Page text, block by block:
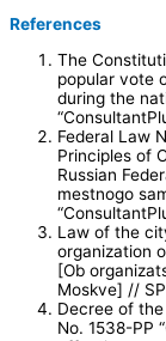
References
The
popular vote
during the
Federal Law
Principles of
Russian
mestnogo
Law of the
organization
[Ob
Moskve] //
Decree of
No. 1538-PP